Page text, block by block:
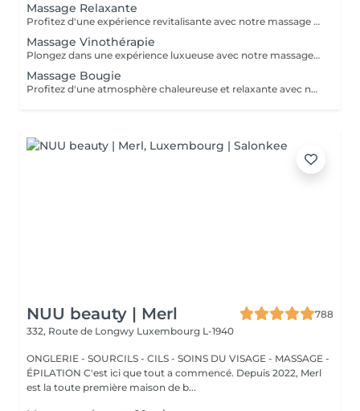
Massage Relaxante
Profitez d'une expérience revitalisante avec notre massage relaxant de 40, 60 ou 90 minutes. Nos esthéticiennes utiliseront des techniques douces pour soulager les tensions musculaires, procurant une sensation de tranquillité. Le temps de préparation et d'installation de la cliente est inclus dans la période choisie, garantissant que chaque minute soit consacrée à votre bien-être. Profitez de ce moment pour rajeunir corps et esprit.
Massage Vinothérapie
Plongez dans une expérience luxueuse avec notre massage Vinothérapie de 40, 60 ou 90 minutes. Nos Esthetcienne experts utiliseront des techniques spécifiques, combinant les bienfaits du raisin pour apaiser vos muscles et offrir une sensation de détente profonde. Le temps de préparation et d'installation de la cliente est inclus dans la durée sélectionnée, garantissant une expérience dédiée à votre bien-être. Laissez-vous emporter par ce moment de délice, revitalisant à la fois votre corps et votre esprit.
Massage Bougie
Profitez d'une atmosphère chaleureuse et relaxante avec notre massage aux bougies de 40, 60 ou 90 minutes. Nos esthéticiennes spécialisées intègrent des bougies parfumées pour créer une ambiance paisible tout en appliquant des techniques douces visant à soulager les tensions musculaires. Le temps de préparation et d'installation de la cliente est inclus dans la période choisie, garantissant que chaque minute soit dédiée à votre bien-être. Offrez-vous une expérience de rajeunissement du corps et de l'esprit dans ce cadre serein.
NUU beauty | Merl
788
332, Route de Longwy Luxembourg L-1940
ONGLERIE - SOURCILS - CILS - SOINS DU VISAGE - MASSAGE -
ÉPILATION C'est ici que tout a commencé. Depuis 2022, Merl
est la toute première maison de b...